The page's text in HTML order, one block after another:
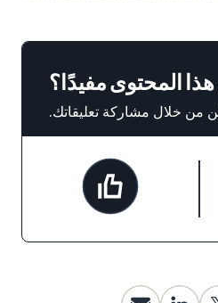
المحتوى مفيدًا؟
من خلال مشاركة تعليقاتك.